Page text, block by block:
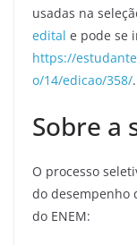
usadas na
edital e pode se
https://
o/14/edicao/358/.
Sobre a
O processo
do desempenho
do ENEM: